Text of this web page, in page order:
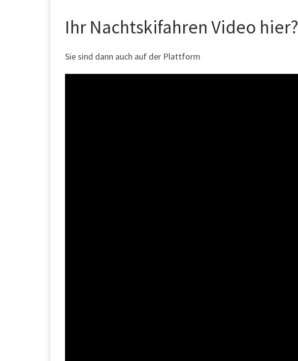
Ihr Nachtskifahren Video hier?
Sie sind dann auch auf der Plattform